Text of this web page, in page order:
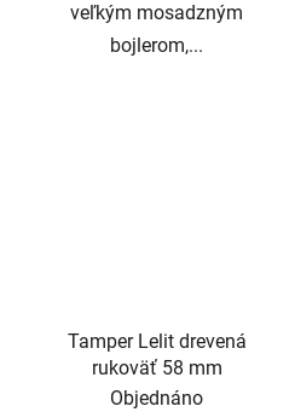
veľkým mosadzným
bojlerom,...
Tamper Lelit drevená
rukoväť 58 mm
Objednáno